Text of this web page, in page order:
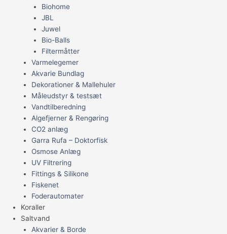
Biohome
JBL
Juwel
Bio-Balls
Filtermåtter
Varmelegemer
Akvarie Bundlag
Dekorationer & Mallehuler
Måleudstyr & testsæt
Vandtilberedning
Algefjerner & Rengøring
CO2 anlæg
Garra Rufa – Doktorfisk
Osmose Anlæg
UV Filtrering
Fittings & Silikone
Fiskenet
Foderautomater
Koraller
Saltvand
Akvarier & Borde